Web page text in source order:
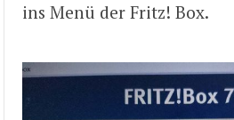
ins Menü der Fritz! Box.